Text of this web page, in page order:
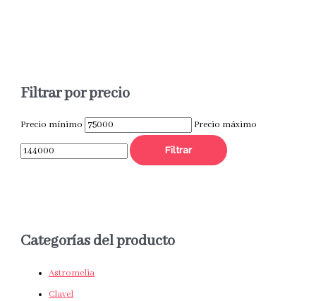
Filtrar por precio
Precio mínimo Precio máximo
Filtrar
Categorías del producto
Astromelia
Clavel